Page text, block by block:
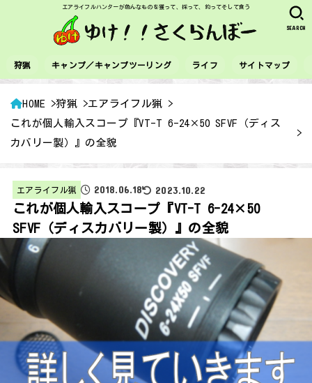
エアライフルハンターが色んなものを獲って、採って、釣ってそして食う
狩猟 キャンプ／キャンプツーリング ライフ サイトマップ
SEARCH
HOME 狩猟
エアライフル猟
これが個人輸入スコープ『VT-T 6-24×50 SFVF（ディス
カバリー製）』の全貌
エアライフル猟 2018.06.18 2023.10.22
これが個人輸入スコープ『VT-T 6-24×50
SFVF（ディスカバリー製）』の全貌